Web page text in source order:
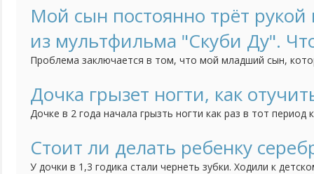
Мой сын постоянно трёт рукой
из мультфильма "Скуби Ду".
Проблема заключается в том, что мой младший сын,
как он начал посещать детский сад. Психолог говорит,
но мне страшно за своё чадо. Может быть у кого-нибудь
Дочка грызет ногти, как
Дочке в 2 года начала грызть ногти как раз в тот период
как вариант думаю может появление брата так
привычка грызть ногти. Сейчас дочке 3 года, а привычка
Стоит ли делать ребенку
У дочки в 1,3 годика стали чернеть зубки. Ходили к